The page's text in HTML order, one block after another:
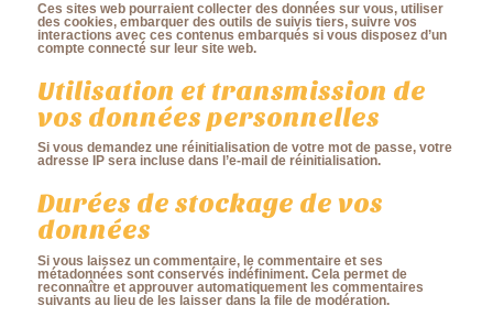
Ces sites web pourraient collecter des données sur vous, utiliser
des cookies, embarquer des outils de suivis tiers, suivre vos
interactions avec ces contenus embarqués si vous disposez d’un
compte connecté sur leur site web.
Utilisation et transmission de
vos données personnelles
Si vous demandez une réinitialisation de votre mot de passe, votre
adresse IP sera incluse dans l’e-mail de réinitialisation.
Durées de stockage de vos
données
Si vous laissez un commentaire, le commentaire et ses
métadonnées sont conservés indéfiniment. Cela permet de
reconnaître et approuver automatiquement les commentaires
suivants au lieu de les laisser dans la file de modération.